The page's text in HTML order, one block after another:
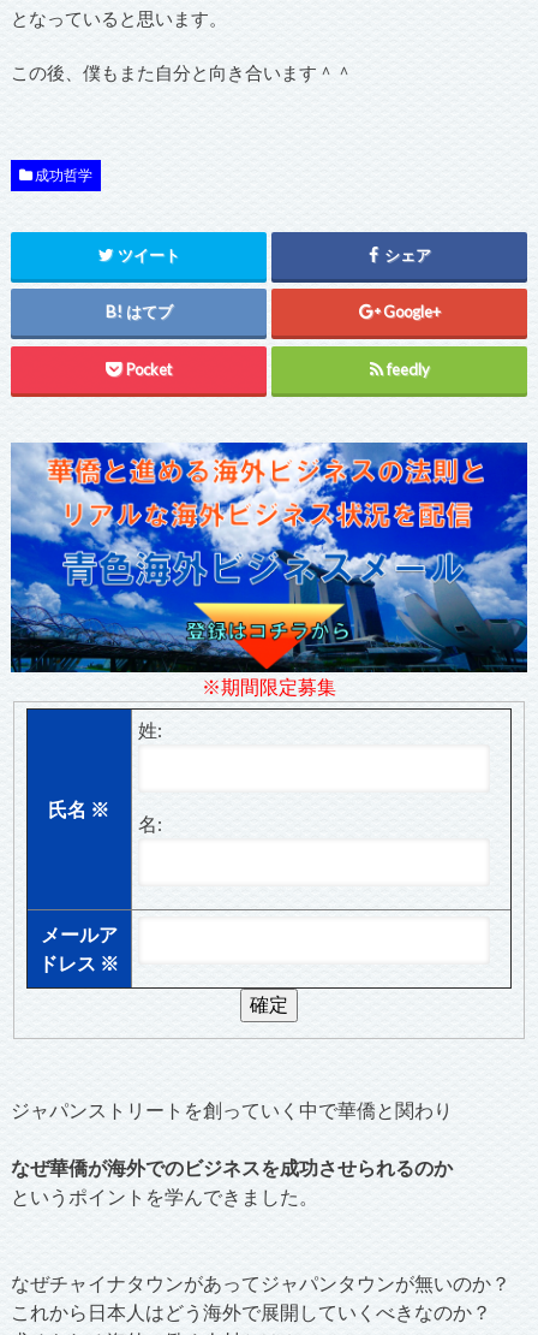
となっていると思います。
この後、僕もまた自分と向き合います＾＾
成功哲学
ツイート シェア
はてブ Google+
Pocket feedly
※期間限定募集
氏名 ※
姓:
名:
メールア
ドレス ※
ジャパンストリートを創っていく中で華僑と関わり
なぜ華僑が海外でのビジネスを成功させられるのか
というポイントを学んできました。
なぜチャイナタウンがあってジャパンタウンが無いのか？
これから日本人はどう海外で展開していくべきなのか？